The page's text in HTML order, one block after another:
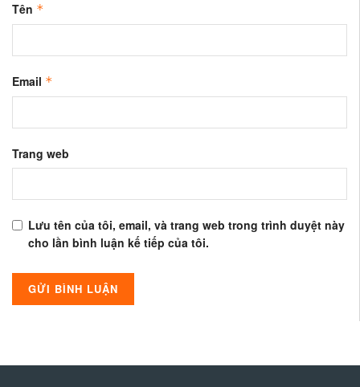
Tên *
Email *
Trang web
Lưu tên của tôi, email, và trang web trong trình duyệt này
cho lần bình luận kế tiếp của tôi.